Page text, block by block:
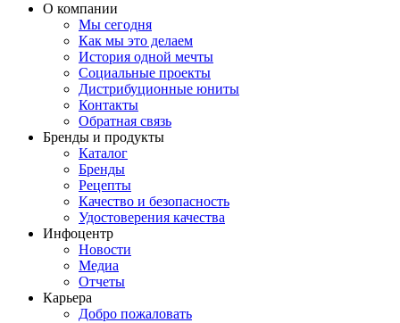
О компании
Мы сегодня
Как мы это делаем
История одной мечты
Социальные проекты
Дистрибуционные юниты
Контакты
Обратная связь
Бренды и продукты
Каталог
Бренды
Рецепты
Качество и безопасность
Удостоверения качества
Инфоцентр
Новости
Медиа
Отчеты
Карьера
Добро пожаловать